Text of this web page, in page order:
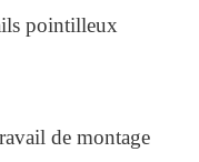
pointilleux
de montage